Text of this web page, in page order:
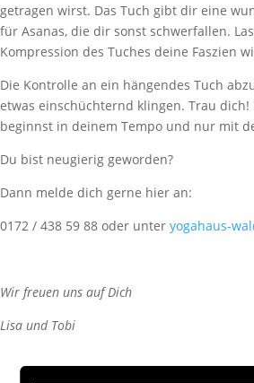
getragen wirst. Das Tuch gibt dir eine
für Asanas, die dir sonst schwerfallen.
Kompression des Tuches deine Faszien
Die Kontrolle an ein hängendes Tuch
etwas einschüchternd klingen. Trau
beginnst in deinem Tempo und nur mit
Du bist neugierig geworden?
Dann melde dich gerne hier an:
0172 / 438 59 88 oder unter yogahaus-
Wir freuen uns auf Dich
Lisa und Tobi